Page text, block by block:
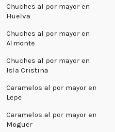
Chuches al por mayor en
Huelva
Chuches al por mayor en
Almonte
Chuches al por mayor en
Isla Cristina
Caramelos al por mayor en
Lepe
Caramelos al por mayor en
Moguer